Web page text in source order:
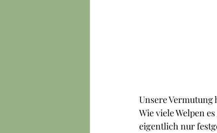
Unsere
Wie viele Welpen
eigentlich nur